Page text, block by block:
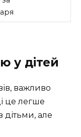
у дітей
важливо
це легше
дітьми, але